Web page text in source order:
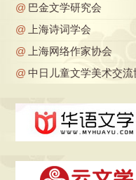
@ 巴金文学研究会
@
上海诗词学会
@
上海网络作家协会
@ 中日儿童文学美术交流